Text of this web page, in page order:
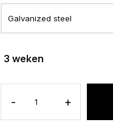
3 weken
- +